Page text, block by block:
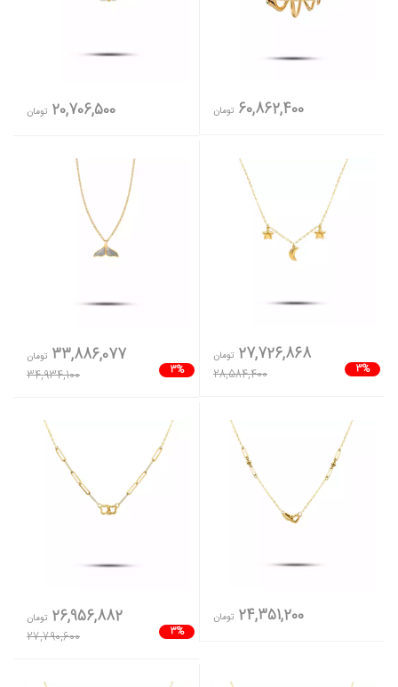
60,862,400 تومان 20,706,500 تومان
3%
27,726,868 تومان
28,584,400
3%
33,886,077 تومان
34,934,100
24,351,200 تومان
3%
26,956,882 تومان
27,790,600